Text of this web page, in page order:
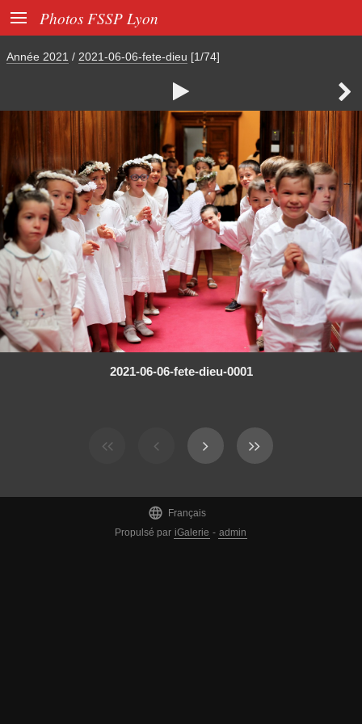
 Photos FSSP Lyon
Année 2021 / 2021-06-06-fete-dieu [1/74]
 
2021-06-06-fete-dieu-0001

Français
Propulsé par iGalerie - admin